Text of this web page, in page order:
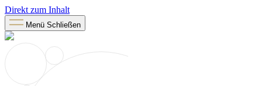
Direkt zum Inhalt
Menü Schließen